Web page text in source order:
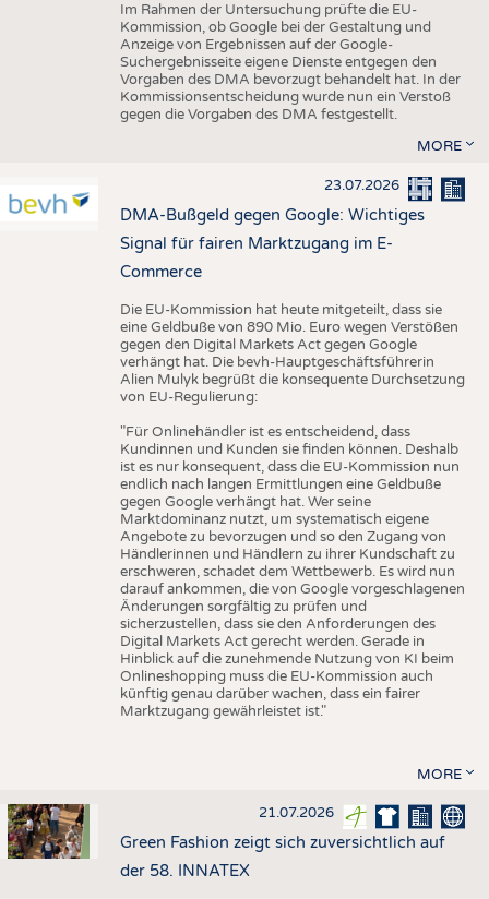
Im Rahmen der Untersuchung prüfte die EU-
Kommission, ob Google bei der Gestaltung und
Anzeige von Ergebnissen auf der Google-
Suchergebnisseite eigene Dienste entgegen den
Vorgaben des DMA bevorzugt behandelt hat. In der
Kommissionsentscheidung wurde nun ein Verstoß
gegen die Vorgaben des DMA festgestellt.
MORE
23.07.2026
DMA-Bußgeld gegen Google: Wichtiges
Signal für fairen Marktzugang im E-
Commerce
Die EU-Kommission hat heute mitgeteilt, dass sie
eine Geldbuße von 890 Mio. Euro wegen Verstößen
gegen den Digital Markets Act gegen Google
verhängt hat. Die bevh-Hauptgeschäftsführerin
Alien Mulyk begrüßt die konsequente Durchsetzung
von EU-Regulierung:
"Für Onlinehändler ist es entscheidend, dass
Kundinnen und Kunden sie finden können. Deshalb
ist es nur konsequent, dass die EU-Kommission nun
endlich nach langen Ermittlungen eine Geldbuße
gegen Google verhängt hat. Wer seine
Marktdominanz nutzt, um systematisch eigene
Angebote zu bevorzugen und so den Zugang von
Händlerinnen und Händlern zu ihrer Kundschaft zu
erschweren, schadet dem Wettbewerb. Es wird nun
darauf ankommen, die von Google vorgeschlagenen
Änderungen sorgfältig zu prüfen und
sicherzustellen, dass sie den Anforderungen des
Digital Markets Act gerecht werden. Gerade in
Hinblick auf die zunehmende Nutzung von KI beim
Onlineshopping muss die EU-Kommission auch
künftig genau darüber wachen, dass ein fairer
Marktzugang gewährleistet ist."
MORE
21.07.2026
Green Fashion zeigt sich zuversichtlich auf
der 58. INNATEX